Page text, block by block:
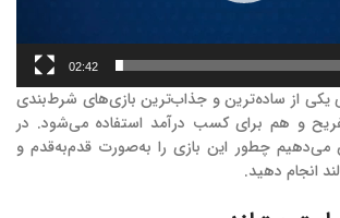
02:42
یکی از ساده‌ترین و جذاب‌ترین بازی‌های شرط‌بندی
و هم برای کسب درآمد استفاده می‌شود. در
می‌دهیم چطور این بازی را به‌صورت قدم‌به‌قدم و
انجام دهید.